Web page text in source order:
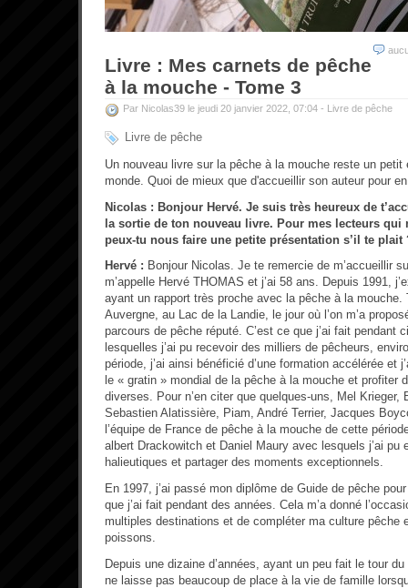
Livre : Mes carnets de pêche
à la mouche - Tome 3
Par Nicolas39 le jeudi 20 janvier 2022, 07:04 - Livre de pêche
Livre de pêche
Un nouveau livre sur la pêche à la mouche reste un petit
monde. Quoi de mieux que d'accueillir son auteur pour
Nicolas : Bonjour Hervé. Je suis très heureux de
la sortie de ton nouveau livre. Pour mes lecteurs qui
peux-tu nous faire une petite présentation s’il te plait
Hervé : Bonjour Nicolas. Je te remercie de m’accueillir
m’appelle Hervé THOMAS et j’ai 58 ans. Depuis 1991,
ayant un rapport très proche avec la pêche à la mouche.
Auvergne, au Lac de la Landie, le jour où l’on m’a
parcours de pêche réputé. C’est ce que j’ai fait pendant
lesquelles j’ai pu recevoir des milliers de pêcheurs,
période, j’ai ainsi bénéficié d’une formation accélérée et
le « gratin » mondial de la pêche à la mouche et profiter
diverses. Pour n’en citer que quelques-uns, Mel Krieger,
Sebastien Alatissière, Piam, André Terrier, Jacques
l’équipe de France de pêche à la mouche de cette
albert Drackowitch et Daniel Maury avec lesquels j’ai pu
halieutiques et partager des moments exceptionnels.
En 1997, j’ai passé mon diplôme de Guide de pêche
que j’ai fait pendant des années. Cela m’a donné
multiples destinations et de compléter ma culture pêche
poissons.
Depuis une dizaine d’années, ayant un peu fait le tour
ne laisse pas beaucoup de place à la vie de famille